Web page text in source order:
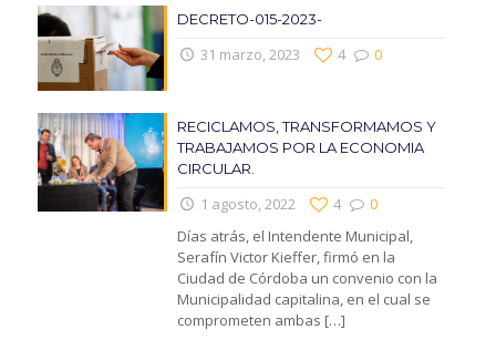
DECRETO-015-2023-
31 marzo, 2023 0
4
RECICLAMOS, TRANSFORMAMOS Y
TRABAJAMOS POR LA ECONOMIA
CIRCULAR.
1 agosto, 2022 0
4
Días atrás, el Intendente Municipal,
Serafín Victor Kieffer, firmó en la
Ciudad de Córdoba un convenio con la
Municipalidad capitalina, en el cual se
comprometen ambas […]